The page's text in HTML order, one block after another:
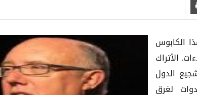
الكابوس
الأتراك
الدول
لغرق